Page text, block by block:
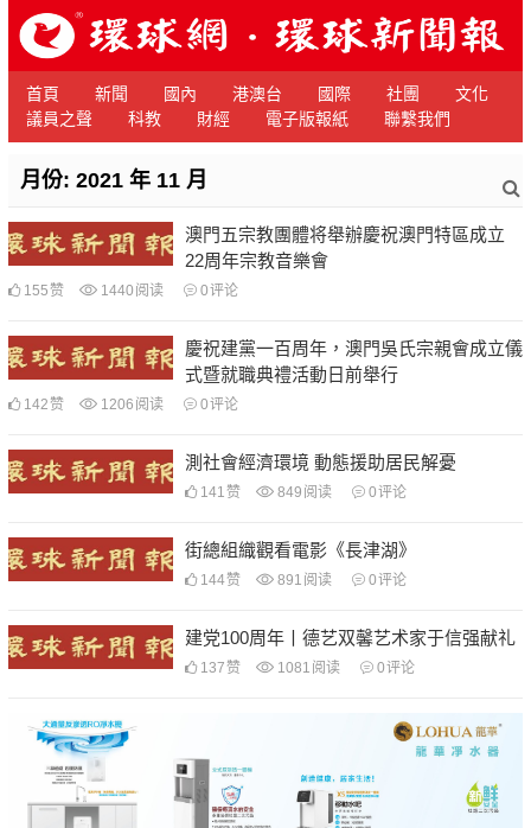
首頁 新聞 國內 港澳台 國際 社團
文化
議員之聲
科教 財經 電子版報紙 聯繫我們
月份: 2021 年 11 月
澳門五宗教團體将舉辦慶祝澳門特區成立
22周年宗教音樂會
155 赞 1440 阅读 0评论
慶祝建黨一百周年，澳門吳氏宗親會成立儀
式暨就職典禮活動日前舉行
142 赞 1206 阅读 0评论
測社會經濟環境 動態援助居民解憂
141 赞 849 阅读 0评论
街總組織觀看電影《長津湖》
144赞 891 阅读 0评论
建党100周年丨德艺双馨艺术家于信强献礼
137 赞 1081 阅读 0评论